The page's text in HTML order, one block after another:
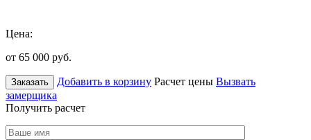
Цена:
от 65 000 руб.
Заказать Добавить в корзину Расчет цены Вызвать
замерщика
Получить расчет